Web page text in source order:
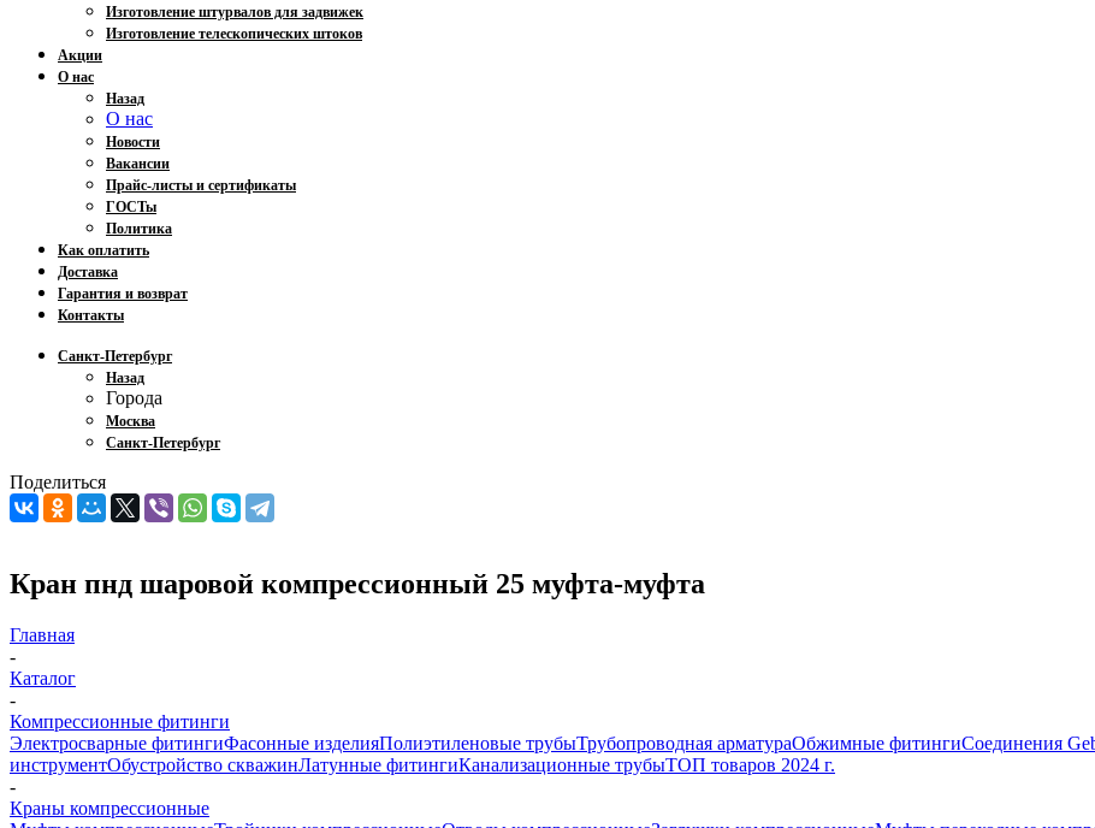
Изготовление штурвалов для задвижек
Изготовление телескопических штоков
Акции
О нас
Назад
О нас
Новости
Вакансии
Прайс-листы и сертификаты
ГОСТы
Политика
Как оплатить
Доставка
Гарантия и возврат
Контакты
Санкт-Петербург
Назад
Города
Москва
Санкт-Петербург
Поделиться
Кран пнд шаровой компрессионный 25 муфта-муфта
Главная
-
Каталог
-
Компрессионные фитинги
Электросварные фитингиФасонные изделияПолиэтиленовые трубыТрубопроводная арматураОбжимные фитингиСоединения
инструментОбустройство скважинЛатунные фитингиКанализационные трубыТОП товаров 2024 г.
-
Краны компрессионные